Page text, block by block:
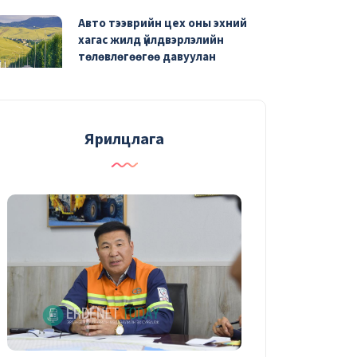
Авто тээврийн цех оны эхний
хагас жилд үйлдвэрлэлийн
төлөвлөгөөгөө давуулан
Эрүүл мэндийн урьдчилан
хамрагдаад байна
06/08/2026
Засвар, механикийн завод 81.4
тэрбум төгрөгийн бүтээгдэхүүн
үйлдвэрлэжээ
04/08/2026
Ярилцлага